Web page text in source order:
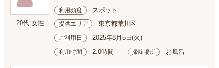
20代 女性
利用頻度 スポット
提供エリア 東京都荒川区
ご利用日 2025年8月5日(火)
利用時間 2.0時間 掃除場所 お風呂